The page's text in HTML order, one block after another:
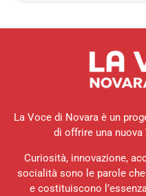
La Voce di Novara è un
di offrire una
Curiosità, innovazione,
socialità sono le parole
e costituiscono